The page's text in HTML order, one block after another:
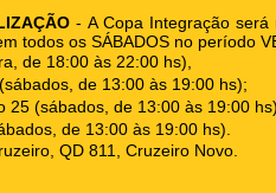
- A Copa Integração
todos os SÁBADOS no período
de 18:00 às 22:00 hs),
de 13:00 às 19:00 hs);
25 (sábados, de 13:00 às 19:00
de 13:00 às 19:00 hs).
QD 811, Cruzeiro Novo.